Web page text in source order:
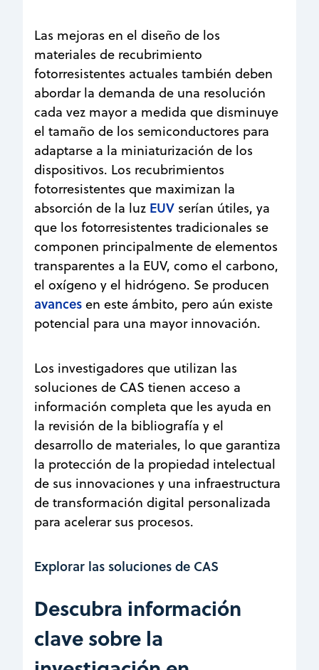
Las mejoras en el diseño de los
materiales de recubrimiento
fotorresistentes actuales también deben
abordar la demanda de una resolución
cada vez mayor a medida que disminuye
el tamaño de los semiconductores para
adaptarse a la miniaturización de los
dispositivos. Los recubrimientos
fotorresistentes que maximizan la
absorción de la luz EUV serían útiles, ya
que los fotorresistentes tradicionales se
componen principalmente de elementos
transparentes a la EUV, como el carbono,
el oxígeno y el hidrógeno. Se producen
avances en este ámbito, pero aún existe
potencial para una mayor innovación.
Los investigadores que utilizan las
soluciones de CAS tienen acceso a
información completa que les ayuda en
la revisión de la bibliografía y el
desarrollo de materiales, lo que garantiza
la protección de la propiedad intelectual
de sus innovaciones y una infraestructura
de transformación digital personalizada
para acelerar sus procesos.
Explorar las soluciones de CAS
Descubra información
clave sobre la